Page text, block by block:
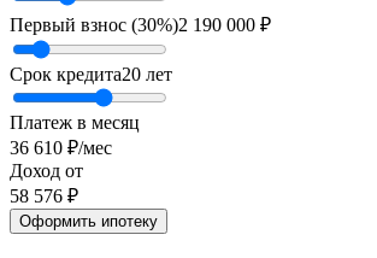
Первый взнос (30%)2 190 000 ₽
Срок кредита20 лет
Платеж в месяц
36 610 ₽/мес
Доход от
58 576 ₽
Оформить ипотеку